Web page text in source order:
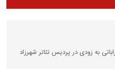
به زودی در پردیس تئاتر شهرزاد